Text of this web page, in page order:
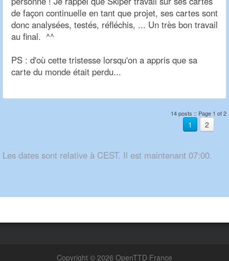
de façon continuelle en tant que projet, ses cartes sont
donc analysées, testés, réfléchis, ... Un très bon travail
au final. ^^
PS : d'où cette tristesse lorsqu'on a appris que sa
carte du monde était perdu...
14 posts :: Page 1 of 2
1 2
Les dates sont relative à CEST. Il est maintenant 07:00.
Copyright © 2026 OpenTTD France